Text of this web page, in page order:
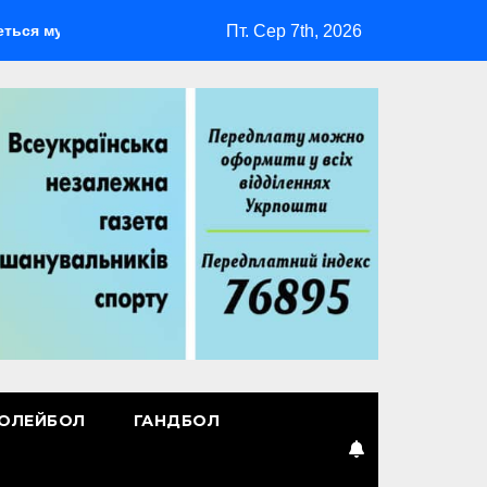
табір ГАРТ 2026 – як долучитися ветеранам
Пт. Сер 7th, 2026
ГАНДБОЛ